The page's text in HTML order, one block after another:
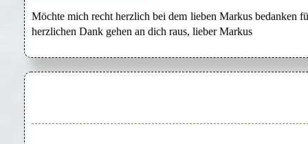
Möchte mich recht herzlich bei dem lieben Markus bedanken
herzlichen Dank gehen an dich raus, lieber Markus